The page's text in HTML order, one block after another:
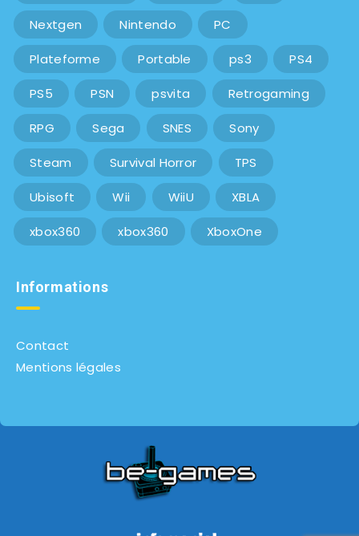
Nextgen Nintendo PC
Plateforme Portable ps3 PS4
PS5 PSN psvita Retrogaming
RPG Sega SNES Sony
Steam Survival Horror TPS
Ubisoft Wii WiiU XBLA
xbox360 xbox360 XboxOne
Informations
Contact
Mentions légales